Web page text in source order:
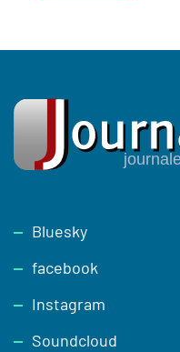
Footer
Bluesky
facebook
Instagram
Soundcloud